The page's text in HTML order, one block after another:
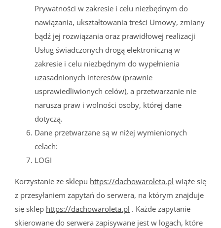
Prywatności w zakresie i celu niezbędnym do
nawiązania, ukształtowania treści Umowy, zmiany
bądź jej rozwiązania oraz prawidłowej realizacji
Usług świadczonych drogą elektroniczną w
zakresie i celu niezbędnym do wypełnienia
uzasadnionych interesów (prawnie
usprawiedliwionych celów), a przetwarzanie nie
narusza praw i wolności osoby, której dane
dotyczą.
Dane przetwarzane są w niżej wymienionych
celach:
LOGI
Korzystanie ze sklepu https://dachowaroleta.pl wiąże się
z przesyłaniem zapytań do serwera, na którym znajduje
się sklep https://dachowaroleta.pl . Każde zapytanie
skierowane do serwera zapisywane jest w logach, które